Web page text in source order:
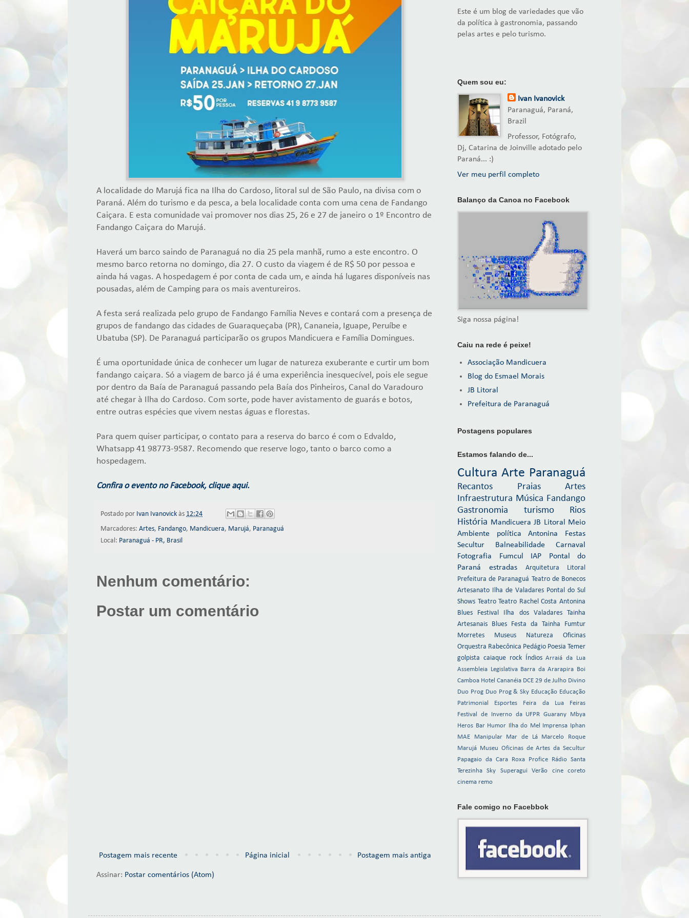
A localidade do Marujá fica na Ilha do Cardoso, litoral sul de São Paulo, na divisa com o
Paraná. Além do turismo e da pesca, a bela localidade conta com uma cena de Fandango
Caiçara. E esta comunidade vai promover nos dias 25, 26 e 27 de janeiro o 1º Encontro de
Fandango Caiçara do Marujá.
Haverá um barco saindo de Paranaguá no dia 25 pela manhã, rumo a este encontro. O
mesmo barco retorna no domingo, dia 27. O custo da viagem é de R$ 50 por pessoa e
ainda há vagas. A hospedagem é por conta de cada um, e ainda há lugares disponíveis nas
pousadas, além de Camping para os mais aventureiros.
A festa será realizada pelo grupo de Fandango Família Neves e contará com a presença de
grupos de fandango das cidades de Guaraqueçaba (PR), Cananeia, Iguape, Peruíbe e
Ubatuba (SP). De Paranaguá participarão os grupos Mandicuera e Família Domingues.
É uma oportunidade única de conhecer um lugar de natureza exuberante e curtir um bom
fandango caiçara. Só a viagem de barco já é uma experiência inesquecível, pois ele segue
por dentro da Baía de Paranaguá passando pela Baía dos Pinheiros, Canal do Varadouro
até chegar à Ilha do Cardoso. Com sorte, pode haver avistamento de guarás e botos,
entre outras espécies que vivem nestas águas e florestas.
Para quem quiser participar, o contato para a reserva do barco é com o Edvaldo,
Whatsapp 41 98773-9587. Recomendo que reserve logo, tanto o barco como a
hospedagem.
Confira o evento no Facebook, clique aqui.
Postado por Ivan Ivanovick às 12:24
Marcadores: Artes, Fandango, Mandicuera, Marujá, Paranaguá
Local: Paranaguá - PR, Brasil
Nenhum comentário:
Postar um comentário
Postagem mais recente Postagem mais antiga
Página inicial
Assinar: Postar comentários (Atom)
Este é um blog de variedades que vão
da política à gastronomia, passando
pelas artes e pelo turismo.
Quem sou eu:
Ivan Ivanovick
Paranaguá, Paraná,
Brazil
Professor, Fotógrafo,
Dj, Catarina de Joinville adotado pelo
Paraná... :)
Ver meu perfil completo
Balanço da Canoa no Facebook
Siga nossa página!
Caiu na rede é peixe!
Associação Mandicuera
Blog do Esmael Morais
JB Litoral
Prefeitura de Paranaguá
Postagens populares
Estamos falando de...
Cultura Arte Paranaguá
Recantos Praias
Artes
Infraestrutura Música Fandango
Gastronomia
turismo
Rios
História Mandicuera JB Litoral
Meio
Ambiente
política Antonina
Festas
Secultur
Balneabilidade
Carnaval
Fotografia
Fumcul IAP
Pontal do
Paraná
estradas Arquitetura
Litoral
Prefeitura de Paranaguá Teatro de Bonecos
Artesanato Ilha de Valadares Pontal do Sul
Shows Teatro Teatro Rachel Costa Antonina
Blues Festival
Ilha dos Valadares
Tainha
Artesanais Blues Festa da Tainha
Fumtur
Morretes
Museus Natureza
Oficinas
Orquestra Rabecônica Pedágio Poesia Temer
golpista caiaque rock Índios Arraiá da Lua
Assembleia Legislativa Barra da Ararapira Boi
Camboa Hotel Cananéia DCE 29 de Julho Divino
Duo Prog Duo Prog & Sky Educação Educação
Patrimonial
Esportes Feira da Lua
Feiras
Festival de Inverno da UFPR Guarany Mbya
Heros Bar Humor Ilha do Mel Imprensa Iphan
MAE
Manipular Mar de Lá
Marcelo Roque
Marujá Museu Oficinas de Artes da Secultur
Papagaio da Cara Roxa
Profice Rádio Santa
Terezinha
Sky Superagui Verão
cine coreto
cinema remo
Fale comigo no Facebbok